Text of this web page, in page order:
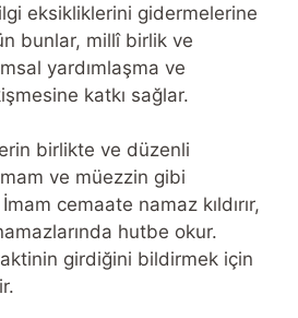
eksikliklerini gidermelerine
bunlar, millî birlik ve
yardımlaşma ve
katkı sağlar.
birlikte ve düzenli
ve müezzin gibi
cemaate namaz kıldırır,
hutbe okur.
girdiğini bildirmek için